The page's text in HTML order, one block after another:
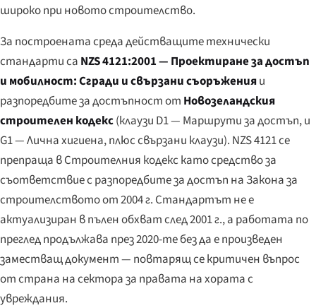
широко при новото строителство.
За построената среда действащите технически
стандарти са NZS 4121:2001 — Проектиране за достъп
и мобилност: Сгради и свързани съоръженияи
разпоредбите за достъпност от Новозеландския
строителен кодекс(клаузи D1 — Маршрути за достъп, и
G1 — Лична хигиена, плюс свързани клаузи). NZS 4121 се
препраща в Строителния кодекс като средство за
съответствие с разпоредбите за достъп на Закона за
строителството от 2004 г. Стандартът не е
актуализиран в пълен обхват след 2001 г., а работата по
преглед продължава през 2020-те без да е произведен
заместващ документ — повтарящ се критичен въпрос
от страна на сектора за правата на хората с
увреждания.